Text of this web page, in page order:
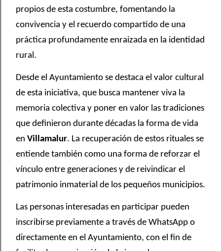
propios de esta costumbre, fomentando la
convivencia y el recuerdo compartido de una
práctica profundamente enraizada en la identidad
rural.
Desde el Ayuntamiento se destaca el valor cultural
de esta iniciativa, que busca mantener viva la
memoria colectiva y poner en valor las tradiciones
que definieron durante décadas la forma de vida
en Villamalur. La recuperación de estos rituales se
entiende también como una forma de reforzar el
vínculo entre generaciones y de reivindicar el
patrimonio inmaterial de los pequeños municipios.
Las personas interesadas en participar pueden
inscribirse previamente a través de WhatsApp o
directamente en el Ayuntamiento, con el fin de